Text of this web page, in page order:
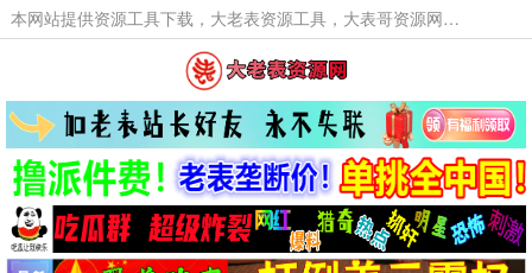
本网站提供资源工具下载，大老表资源工具，大表哥资源网软件工具，大老表资源下载，活动线报福利资源分享,活动线报，大型网游经典游戏，网络热门技术游戏辅助交流与分享。